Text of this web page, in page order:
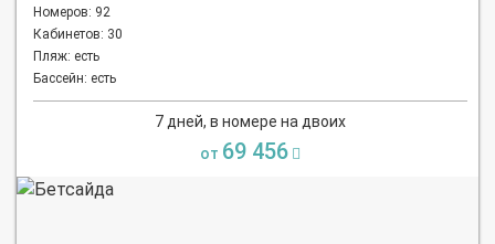
Номеров: 92
Кабинетов: 30
Пляж: есть
Бассейн: есть
7 дней, в номере на двоих
от 69 456